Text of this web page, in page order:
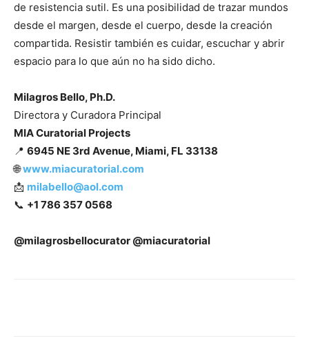
de resistencia sutil. Es una posibilidad de trazar mundos
desde el margen, desde el cuerpo, desde la creación
compartida. Resistir también es cuidar, escuchar y abrir
espacio para lo que aún no ha sido dicho.
Milagros Bello, Ph.D.
Directora y Curadora Principal
MIA Curatorial Projects
📍 6945 NE 3rd Avenue, Miami, FL 33138
🌐www.miacuratorial.com
📩 milabello@aol.com
📞 +1 786 357 0568
@milagrosbellocurator @miacuratorial